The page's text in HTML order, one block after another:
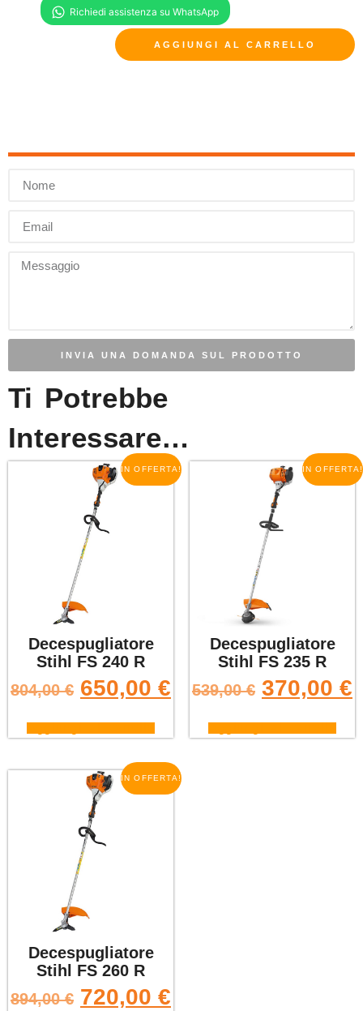
AGGIUNGI AL CARRELLO
INVIA UNA DOMANDA SUL PRODOTTO
Ti Potrebbe
Interessare…
IN OFFERTA!
Decespugliatore
Stihl FS 240 R
804,00€ 650,00 €
IN OFFERTA!
Decespugliatore
Stihl FS 235 R
539,00€ 370,00 €
IN OFFERTA!
Decespugliatore
Stihl FS 260 R
894,00€ 720,00 €